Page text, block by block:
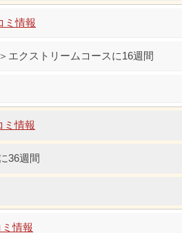
ミ情報
エクストリームコースに16週間
ミ情報
36週間
情報